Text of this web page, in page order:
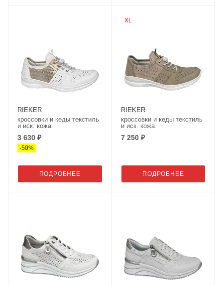
RIEKER
кроссовки и кеды текстиль
и иск. кожа
3 630 ₽
-50%
ПОДРОБНЕЕ
XL
RIEKER
кроссовки и кеды текстиль
и иск. кожа
7 250 ₽
ПОДРОБНЕЕ